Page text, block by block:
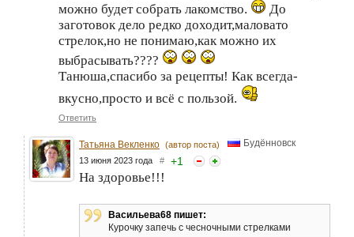
можно будет собрать лакомство.
До
заготовок дело редко доходит,маловато
стрелок,но не понимаю,как можно их
выбрасывать????
Танюша,спасибо за рецепты! Как всегда-
вкусно,просто и всё с пользой.
Ответить
Татьяна Векленко (автор поста) Будённовск
13 июня 2023 года # +1
На здоровье!!!
Васильева68 пишет:
Курочку запечь с чесночными стрелками